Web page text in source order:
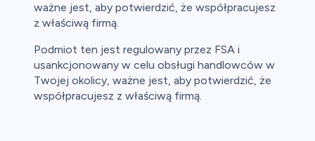
ważne jest, aby potwierdzić, że współpracujesz
z właściwą firmą.
Podmiot ten jest regulowany przez FSA i
usankcjonowany w celu obsługi handlowców w
Twojej okolicy, ważne jest, aby potwierdzić, że
współpracujesz z właściwą firmą.